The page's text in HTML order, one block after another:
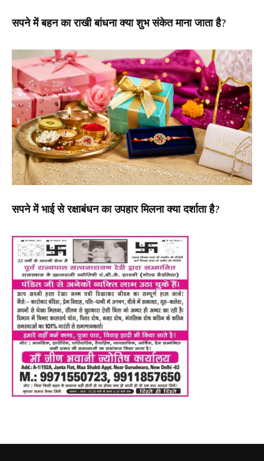
सपने में बहन का राखी बांधना क्या शुभ संकेत माना जाता है?
सपने में भाई से रक्षाबंधन का उपहार मिलना क्या दर्शाता है?